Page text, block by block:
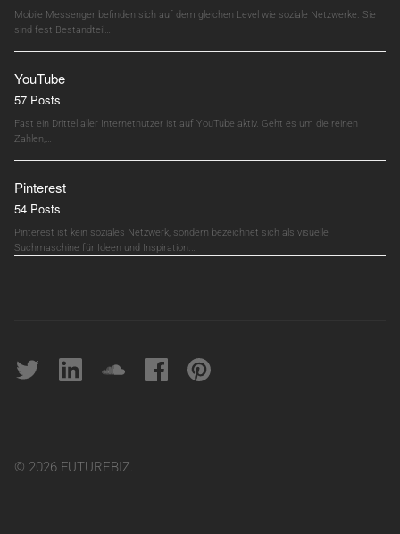
Mobile Messenger befinden sich auf dem gleichen Level wie soziale Netzwerke. Sie
sind fest Bestandteil…
YouTube
57 Posts
Fast ein Drittel aller Internetnutzer ist auf YouTube aktiv. Geht es um die reinen
Zahlen,…
Pinterest
54 Posts
Pinterest ist kein soziales Netzwerk, sondern bezeichnet sich als visuelle
Suchmaschine für Ideen und Inspiration.…
Twitter linkedin soundcloudFacebookpinterest
© 2026 FUTUREBIZ.